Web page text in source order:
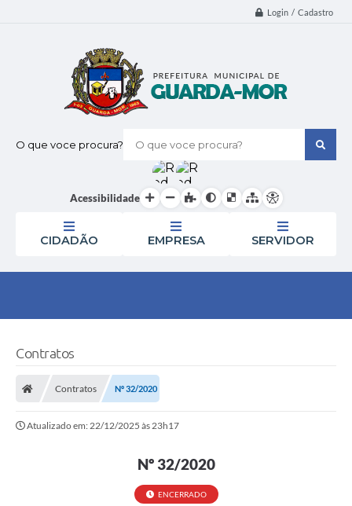
Login / Cadastro
O que voce procura?
Acessibilidade
CIDADÃO EMPRESA SERVIDOR
Contratos
Contratos Nº 32/2020
Atualizado em: 22/12/2025 às 23h17
Nº 32/2020
ENCERRADO